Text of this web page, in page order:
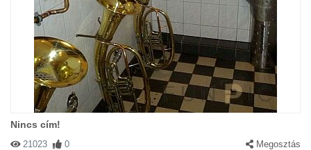
Nincs cím!
21023 0 Megosztás